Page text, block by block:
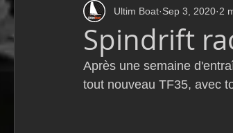
D35 Farr 280
Class Rhum JMD54
Spindrift
Ultim Boat Sep 3, 2020 2
Après une semaine
tout nouveau TF35, avec